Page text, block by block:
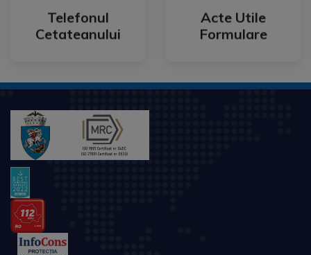
Telefonul
Cetateanului
Telefonul
Cetateanului
Acte Utile
Formulare
Acte Utile
Formulare